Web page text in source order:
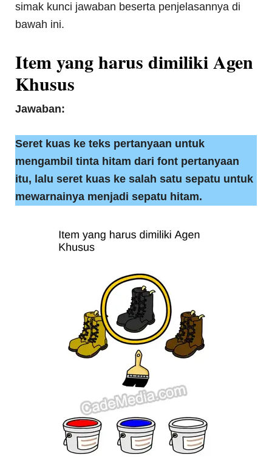
simak kunci jawaban beserta penjelasannya di
bawah ini.
Item yang harus dimiliki Agen
Khusus
Jawaban:
Seret kuas ke teks pertanyaan untuk
mengambil tinta hitam dari font pertanyaan
itu, lalu seret kuas ke salah satu sepatu untuk
mewarnainya menjadi sepatu hitam.